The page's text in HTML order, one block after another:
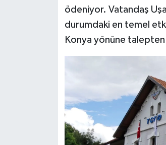
ödeniyor. Vatandaş
durumdaki en temel
Konya yönüne